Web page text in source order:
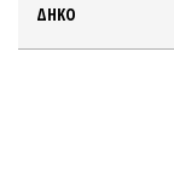
ΔΗΚΟ